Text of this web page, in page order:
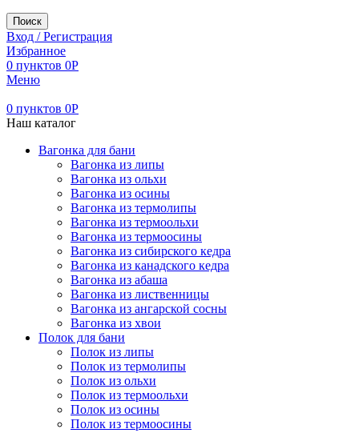
Поиск
Вход / Регистрация
Избранное
0 пунктов 0Р
Меню
0 пунктов 0Р
Наш каталог
Вагонка для бани
Вагонка из липы
Вагонка из ольхи
Вагонка из осины
Вагонка из термолипы
Вагонка из термоольхи
Вагонка из термоосины
Вагонка из сибирского кедра
Вагонка из канадского кедра
Вагонка из абаша
Вагонка из лиственницы
Вагонка из ангарской сосны
Вагонка из хвои
Полок для бани
Полок из липы
Полок из термолипы
Полок из ольхи
Полок из термоольхи
Полок из осины
Полок из термоосины